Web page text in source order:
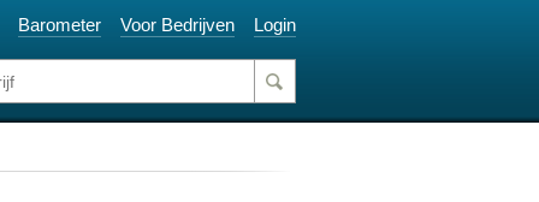
Barometer Voor Bedrijven Login